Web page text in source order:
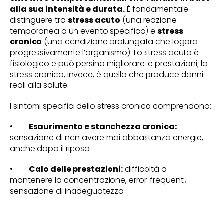
alla sua intensità e durata.È fondamentale
distinguere tra stress acuto (una reazione
temporanea a un evento specifico) e stress
cronico (una condizione prolungata che logora
progressivamente l’organismo). Lo stress acuto è
fisiologico e può persino migliorare le prestazioni; lo
stress cronico, invece, è quello che produce danni
reali alla salute.
I sintomi specifici dello stress cronico comprendono:
• Esaurimento e stanchezza cronica:
sensazione di non avere mai abbastanza energie,
anche dopo il riposo
• Calo delle prestazioni:difficoltà a
mantenere la concentrazione, errori frequenti,
sensazione di inadeguatezza